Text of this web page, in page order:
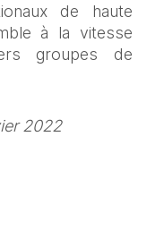
de haute
à la vitesse
groupes de
2022